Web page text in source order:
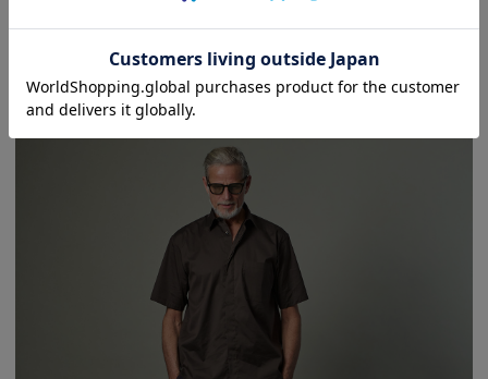
比翼仕立てと5分袖で構成された、ミニマルかつ上品なハーフスリーブシャツ